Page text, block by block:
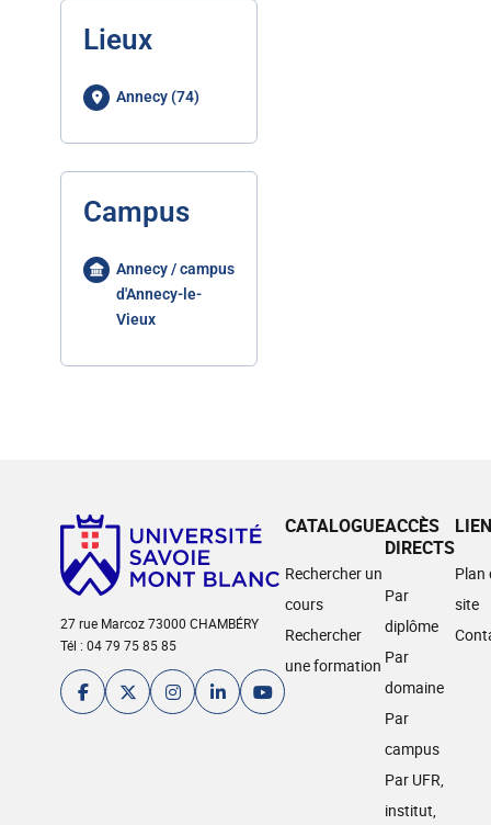
Lieux
Annecy (74)
Campus
Annecy / campus
d'Annecy-le-
Vieux
27 rue Marcoz 73000 CHAMBÉRY
Tél : 04 79 75 85 85
CATALOGUE
Rechercher un
cours
Rechercher
une formation
ACCÈS
DIRECTS
Par
diplôme
Par
domaine
Par
campus
Par UFR,
institut,
Plan
site